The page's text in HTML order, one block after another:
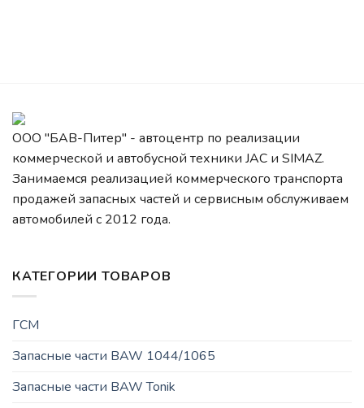
ООО "БАВ-Питер" - автоцентр по реализации
коммерческой и автобусной техники JAC и SIMAZ.
Занимаемся реализацией коммерческого транспорта
продажей запасных частей и сервисным обслуживаем
автомобилей c 2012 года.
КАТЕГОРИИ ТОВАРОВ
ГСМ
Запасные части BAW 1044/1065
Запасные части BAW Tonik